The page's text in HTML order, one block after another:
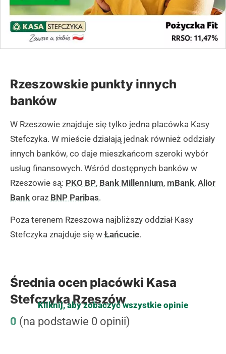
Rzeszowskie punkty innych
banków
W Rzeszowie znajduje się tylko jedna placówka Kasy
Stefczyka. W mieście działają jednak również oddziały
innych banków, co daje mieszkańcom szeroki wybór
usług finansowych. Wśród dostępnych banków w
Rzeszowie są: PKO BP, Bank Millennium, mBank, Alior
Bank oraz BNP Paribas.
Poza terenem Rzeszowa najbliższy oddział Kasy
Stefczyka znajduje się w Łańcucie.
Średnia ocen placówki Kasa
Stefczyka Rzeszów
0 (na podstawie 0 opinii)
Kliknij, aby zobaczyć wszystkie opinie